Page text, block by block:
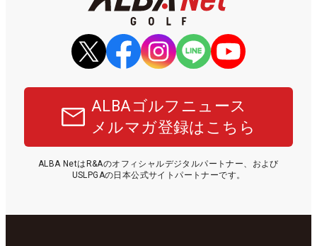
ALBAゴルフニュース
メルマガ登録はこちら
ALBA NetはR&Aのオフィシャルデジタルパートナー、および
USLPGAの日本公式サイトパートナーです。